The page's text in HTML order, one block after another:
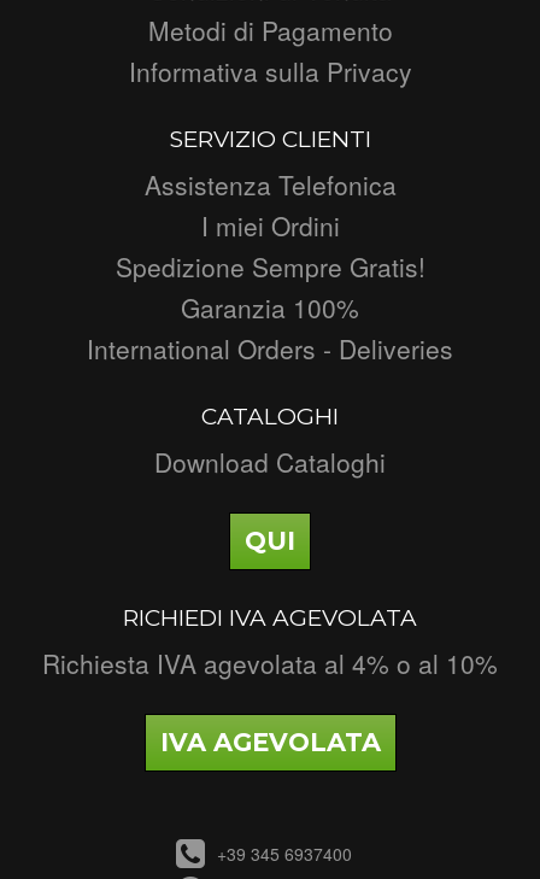
Metodi di Pagamento
Informativa sulla Privacy
SERVIZIO CLIENTI
Assistenza Telefonica
I miei Ordini
Spedizione Sempre Gratis!
Garanzia 100%
International Orders - Deliveries
CATALOGHI
Download Cataloghi
QUI
RICHIEDI IVA AGEVOLATA
Richiesta IVA agevolata al 4% o al 10%
IVA AGEVOLATA
+39 345 6937400